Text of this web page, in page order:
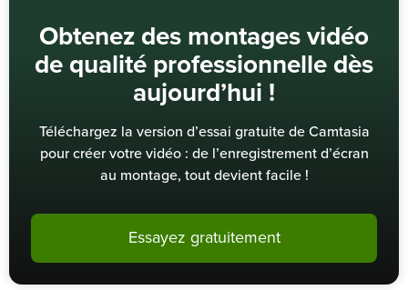
Obtenez des montages vidéo
de qualité professionnelle dès
aujourd’hui !
Téléchargez la version d’essai gratuite de Camtasia
pour créer votre vidéo : de l’enregistrement d’écran
au montage, tout devient facile !
Essayez gratuitement